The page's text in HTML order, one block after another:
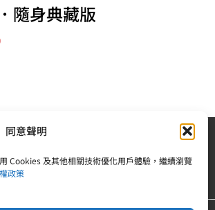
同意聲明
Cookies 及其他相關技術優化用戶體驗，繼續瀏覽
政策
隨身典藏版
|電話：02-25092809